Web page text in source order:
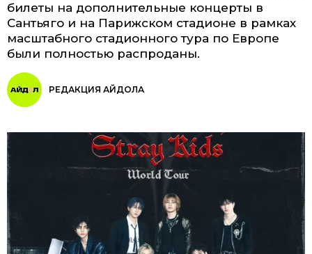
билеты на дополнительные концерты в
Сантьяго и на Парижском стадионе в рамках
масштабного стадионного тура по Европе
были полностью распроданы.
РЕДАКЦИЯ АЙДОЛА